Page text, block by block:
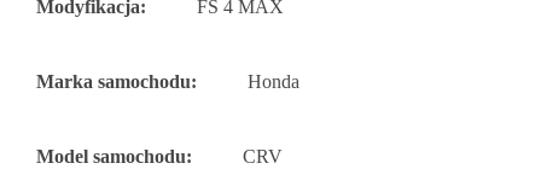
Modyfikacja: FS 4 MAX
Marka samochodu: Honda
Model samochodu: CRV